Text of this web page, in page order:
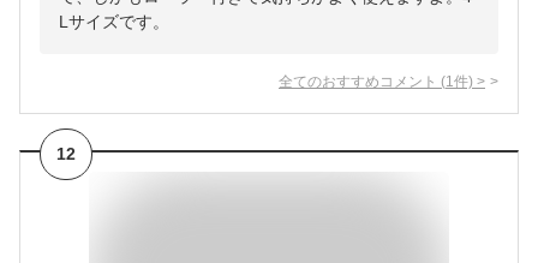
Lサイズです。
全てのおすすめコメント (1 件) >
12